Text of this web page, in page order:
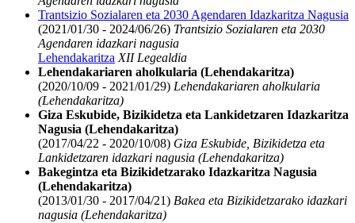
Trantsizio Sozialaren eta 2030 Agendaren Idazkaritza Nagusia
(2021/01/30 - 2024/06/26) Trantsizio Sozialaren eta 2030
Agendaren idazkari nagusia
Lehendakaritza XII Legealdia
Lehendakariaren aholkularia (Lehendakaritza)
(2020/10/09 - 2021/01/29) Lehendakariaren aholkularia
(Lehendakaritza)
Giza Eskubide, Bizikidetza eta Lankidetzaren Idazkaritza
Nagusia (Lehendakaritza)
(2017/04/22 - 2020/10/08) Giza Eskubide, Bizikidetza eta
Lankidetzaren idazkari nagusia (Lehendakaritza)
Bakegintza eta Bizikidetzarako Idazkaritza Nagusia
(Lehendakaritza)
(2013/01/30 - 2017/04/21) Bakea eta Bizikidetzarako idazkari
nagusia (Lehendakaritza)